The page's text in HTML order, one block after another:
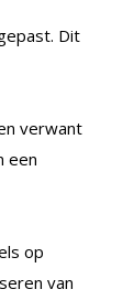
Dit
verwant
een
op
van